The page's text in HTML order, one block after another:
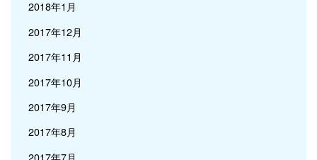
2018年1月
2017年12月
2017年11月
2017年10月
2017年9月
2017年8月
2017年7月